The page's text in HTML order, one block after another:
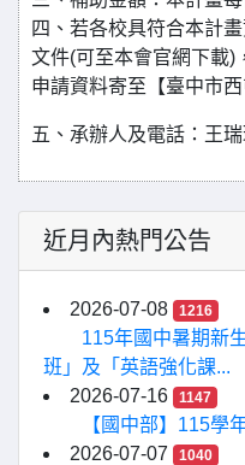
四、若各校具符合本計
文件(可至本會官網下載)
申請資料寄至【臺中市
五、承辦人及電話：王
近月內熱門公告
2026-07-08 1216
115年國中暑期新
班」及「英語強化課...
2026-07-16
1147
【國中部】115學
2026-07-07
1040